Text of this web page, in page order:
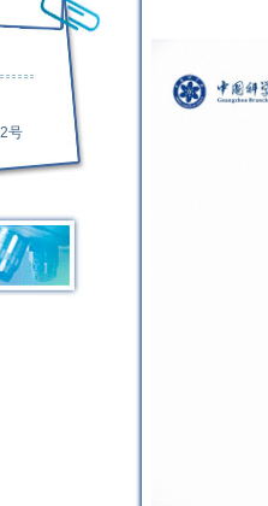
号